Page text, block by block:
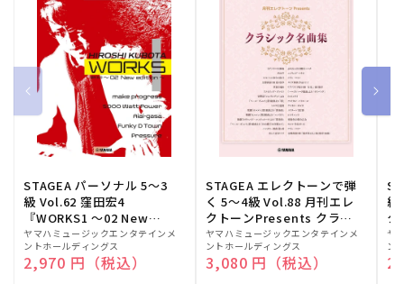
STAGEA パーソナル 5～3
級 Vol.62 窪田宏4
『WORKS1 ～02 New
edition～』
販
売
元:
ヤマハミュージックエンタテインメ
ントホールディングス
通常価格
2,970 円（税込）
STAGEA エレクトーンで弾
く 5～4級 Vol.88 月刊エレ
クトーンPresents クラシ
ック名曲集
販
売
元:
ヤマハミュージックエンタテインメ
ントホールディングス
通常価格
3,080 円（税込）
級
ク
販
売
元:
ヤ
ン